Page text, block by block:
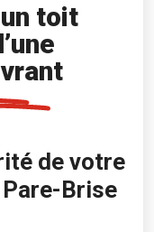
toit
de votre
Brise